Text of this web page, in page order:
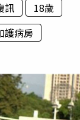
訊
18歲
護病房